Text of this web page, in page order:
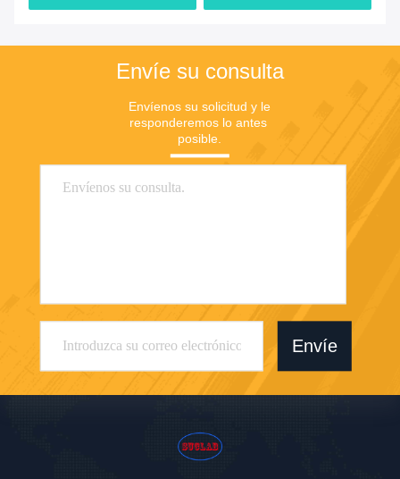
Envíe su consulta
Envíenos su solicitud y le
responderemos lo antes
posible.
Envíe